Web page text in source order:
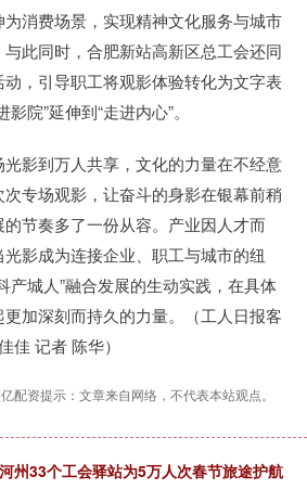
消费场景，实现精神文化服务与城市
此同时，合肥新站高新区总工会还同
，引导职工将观影体验转化为文字表
院”延伸到“走进内心”。
影到万人共享，文化的力量在不经意
专场观影，让奋斗的身影在银幕前稍
节奏多了一份从容。产业因人才而
影成为连接企业、职工与城市的纽
产城人”融合发展的生动实践，在具体
加深刻而持久的力量。（工人日报客
佳 记者 陈华）
配资提示：文章来自网络，不代表本站观点。
州33个工会驿站为5万人次春节旅途护航